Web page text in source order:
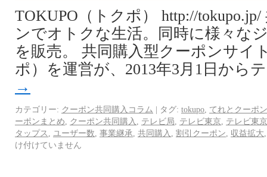
TOKUPO（トクポ） http://
ンでオトクな生活。同時に様々な
を販売。 共同購入型クーポンサイ
ポ）を運営が、2013年3月1日から
→
カテゴリー: クーポン共同購入コラム | タグ: tokupo てれとクーポン
ーポンまとめ
クーポン共同購入 テレビ局 テレビ東京
テレビ東
タップス
ユーザー数 事業継承 共同購入 割引クーポン 収益拡大
け付けていません